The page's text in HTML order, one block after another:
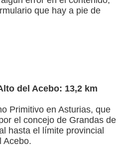
que hay a pie de
del Acebo: 13,2 km
Primitivo en Asturias, que
el concejo de Grandas de
hasta el límite provincial
Acebo.